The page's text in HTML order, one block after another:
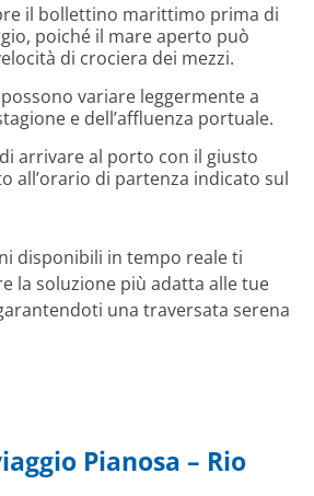
il bollettino marittimo prima di
poiché il mare aperto può
di crociera dei mezzi.
variare leggermente a
e dell’affluenza portuale.
arrivare al porto con il giusto
all’orario di partenza indicato sul
disponibili in tempo reale ti
la soluzione più adatta alle tue
una traversata serena
Pianosa – Rio